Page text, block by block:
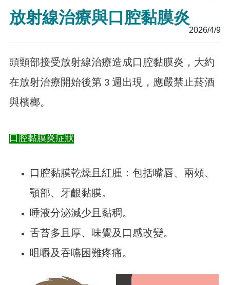
放射線治療與口腔黏膜炎
2026/4/9
頭頸部接受放射線治療造成口腔黏膜炎，大約
在放射治療開始後第 3 週出現，應嚴禁止菸酒
與檳榔。
口腔黏膜炎症狀
口腔黏膜乾燥且紅腫：包括嘴唇、兩頰、
顎部、牙齦黏膜。
唾液分泌減少且黏稠。
舌苔多且厚、味覺及口感改變。
咀嚼及吞嚥困難疼痛。